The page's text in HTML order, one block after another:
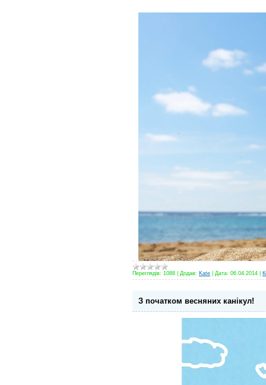
Переглядів: 1088 Додав: Kate Дата: 06.04.2014
З початком весняних канікул!